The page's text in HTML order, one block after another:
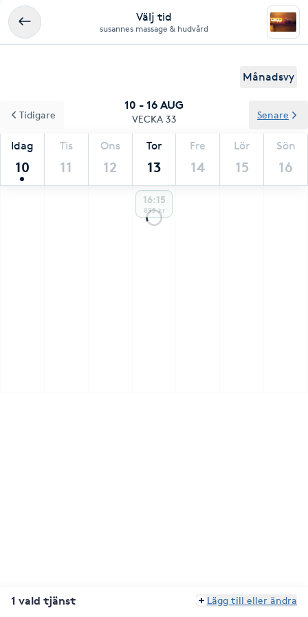
Välj tid
susannes massage & hudvård
Månadsvy
10 - 16 AUG
VECKA 33
Idag
10
Tis
11
Ons
12
Tor
13
Fre
14
Lör
15
Sön
16
Tidigare Senare
16:15
895 kr
1 vald tjänst Lägg till eller ändra